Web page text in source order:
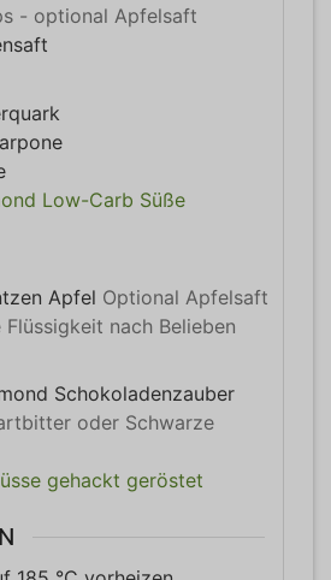
- optional Apfelsaft
Low-Carb Süße
Apfel Optional Apfelsaft
nach Belieben
Schokoladenzauber
oder Schwarze
gehackt geröstet